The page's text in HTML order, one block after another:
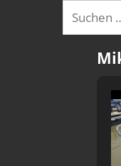
Suchen